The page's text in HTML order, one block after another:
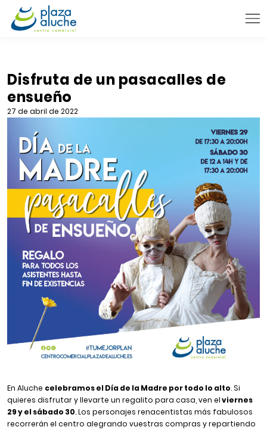
TIENDAS
VENTA TELEFÓNICA
NOVEDADES
BLOG
Disfruta de un pasacalles de
ensueño
27 de abril de 2022
En Aluche celebramos el Día de la Madre por todo lo alto. Si
quieres disfrutar y llevarte un regalito para casa, ven elviernes
29 y el sábado 30. Los personajes renacentistas más fabulosos
recorrerán el centro alegrando vuestras compras y repartiendo